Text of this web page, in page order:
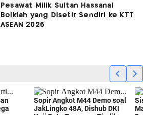
Pesawat Milik Sultan Hassanal
Bolkiah yang Disetir Sendiri ke KTT
ASEAN 2026